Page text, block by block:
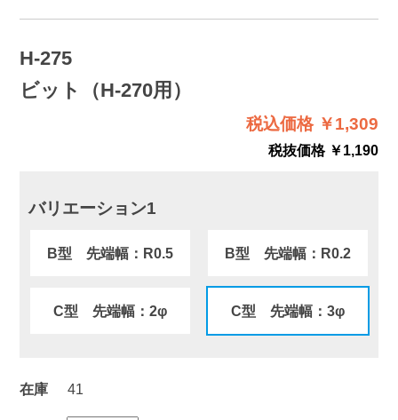
H-275
ビット（H-270用）
税込価格 ￥1,309
税抜価格 ￥1,190
バリエーション1
B型 先端幅：R0.5 B型 先端幅：R0.2
C型 先端幅：2φ C型 先端幅：3φ
在庫 41